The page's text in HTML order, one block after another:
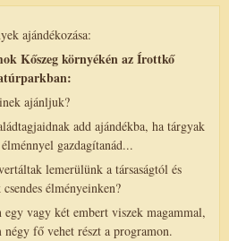
ajándékozása:
Kőszeg környékén az Írottkő
ajánljuk?
add ajándékba, ha tárgyak
gazdagítanád...
lemerülünk a társaságtól és
élményeinken?
vagy két embert viszek magammal,
négy fő vehet részt a programon.